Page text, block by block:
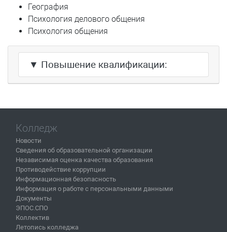
География
Психология делового общения
Психология общения
▼ Повышение квалификации:
Колледж
Новости
Сведения об образовательной организации
Независимая оценка качества образования
Противодействие коррупции
Информационная безопасность
Информация о работе с персональными данными
Документы
ЭПОС.СПО
Коллектив
Летопись колледжа